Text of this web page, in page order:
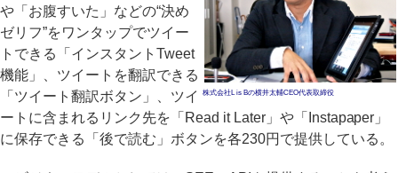
株式会社L is Bの横井太輔CEO代表取締役
や「お腹すいた」などの“決め
ゼリフ”をワンタップでツイー
トできる「インスタントTweet
機能」、ツイートを翻訳できる
「ツイート翻訳ボタン」、ツイ
ートに含まれるリンク先を「Read it Later」や「Instapaper」
に保存できる「後で読む」ボタンを各230円で提供している。